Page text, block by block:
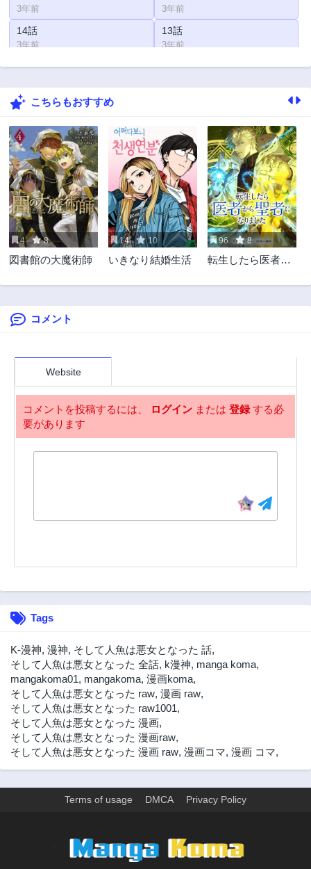
3年前 3年前
14話
3年前
13話
3年前
12話 11話
10話
8話
3年前
7話
3年前
6話
3年前
5話
3年前
4話
3年前
3話
3年前
2話
3年前
1話
3年前
こちらもおすすめ
4 8
図書館の大魔術師
14 10
いきなり結婚生活
96 8
転生したら医者か
た
コメント
Website
コメントを投稿するには、 ログイン または 登録する必
要があります
Tags
K-漫神, 漫神, そして人魚は悪女となった 話,
そして人魚は悪女となった 全話, k漫神, manga koma,
mangakoma01, mangakoma, 漫画koma,
そして人魚は悪女となった raw, 漫画 raw,
そして人魚は悪女となった raw1001,
そして人魚は悪女となった 漫画,
そして人魚は悪女となった 漫画raw,
そして人魚は悪女となった 漫画 raw, 漫画コマ, 漫画 コマ,
Terms of usage DMCA Privacy Policy